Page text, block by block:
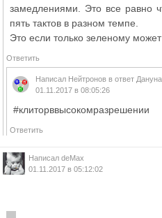
замедлениями. Это все равно
пять тактов в разном темпе.
Это если только зеленому может
Ответить
Написал Нейтронов в ответ
01.11.2017 в 08:05:26
#клиторввысокомразрешении
Ответить
Написал deMax
01.11.2017 в 05:12:02